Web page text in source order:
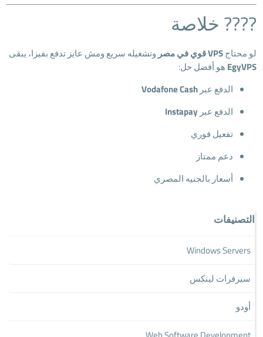
???? خلاصة
لو محتاجVPS قوي في مصر
وتشغيله سريع ومش عايز تدفع بفيزا، يبقى
EgyVPS هو أفضل حل:
الدفع عبرVodafone Cash
الدفع عبر Instapay
تفعيل فوري
دعم ممتاز
أسعار بالجنيه المصري
التصنيفات
Windows Servers
سيرفرات لينكس
أودو